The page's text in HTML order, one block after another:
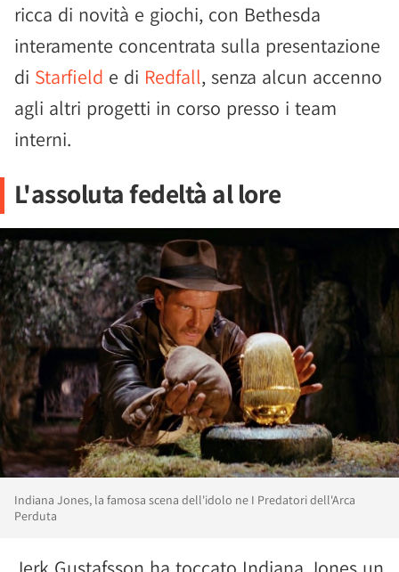
ricca di novità e giochi, con Bethesda
interamente concentrata sulla presentazione
di Starfield e di Redfall, senza alcun accenno
agli altri progetti in corso presso i team
interni.
L'assoluta fedeltà al lore
Indiana Jones, la famosa scena dell'idolo ne I Predatori dell'Arca
Perduta